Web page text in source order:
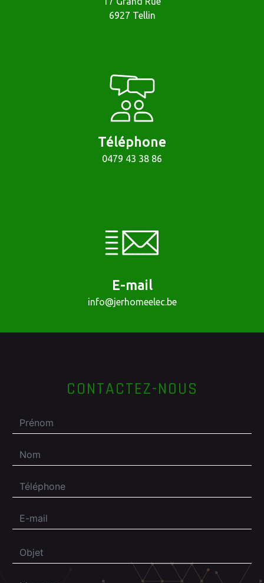
6927 Tellin
Téléphone
0479 43 38 86
E-mail
info@jerhomeelec.be
CONTACTEZ-NOUS